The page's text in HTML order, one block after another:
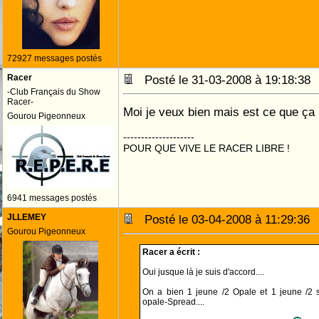
72927 messages postés
Racer
-Club Français du Show
Racer-
Gourou Pigeonneux
6941 messages postés
Posté le 31-03-2008 à
Moi je veux bien mais est ce que
--------------------
POUR QUE VIVE LE RACER LIBRE !
JLLEMEY
Gourou Pigeonneux
Posté le 03-04-2008 à
Racer a écrit :
Oui jusque là je suis d'accord....
On a bien 1 jeune /2 Opale et 1 jeune /2
opale-Spread....